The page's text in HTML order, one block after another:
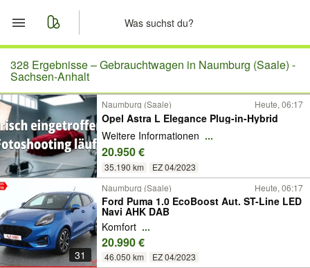
Start
Merkliste
Nachrichten
Anzeige aufgeben
328 Ergebnisse –Gebrauchtwagen in Naumburg (Saale) -
Sachsen-Anhalt
Naumburg (Saale) Heute, 06:17
Opel Astra L Elegance Plug-in-Hybrid
Weitere Informationen ...
20.950 €
35.190 km EZ 04/2023
31
Naumburg (Saale) Heute, 06:17
Ford Puma 1.0 EcoBoost Aut. ST-Line LED
Navi AHK DAB
Komfort ...
20.990 €
46.050 km EZ 04/2023